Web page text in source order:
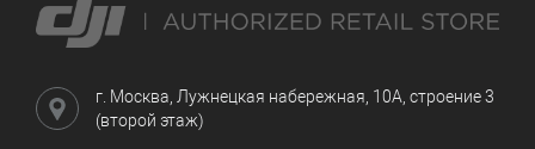
г. Москва, Лужнецкая набережная, 10А, строение 3
(второй этаж)